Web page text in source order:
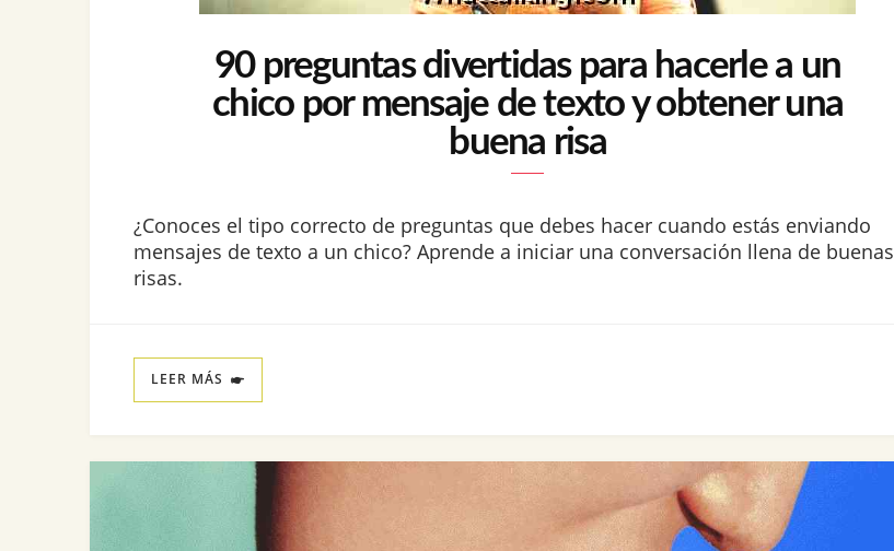
90 preguntas divertidas para hacerle a un
chico por mensaje de texto y obtener una
buena risa
¿Conoces el tipo correcto de preguntas que debes hacer cuando estás enviando
mensajes de texto a un chico? Aprende a iniciar una conversación llena de buenas
risas.
LEER MÁS